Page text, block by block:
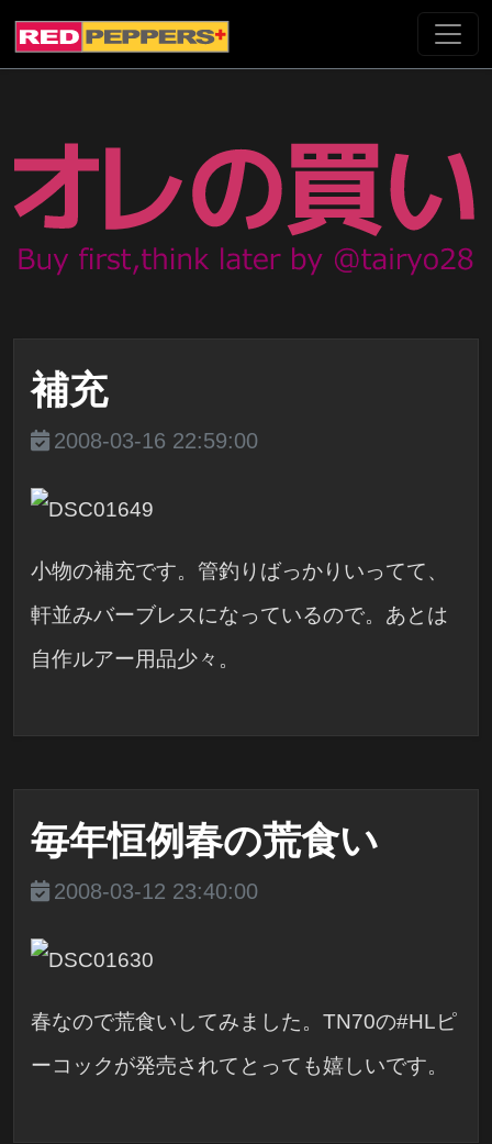
補充
2008-03-16 22:59:00
小物の補充です。管釣りばっかりいってて、
軒並みバーブレスになっているので。あとは
自作ルアー用品少々。
毎年恒例春の荒食い
2008-03-12 23:40:00
春なので荒食いしてみました。TN70の#HLピ
ーコックが発売されてとっても嬉しいです。